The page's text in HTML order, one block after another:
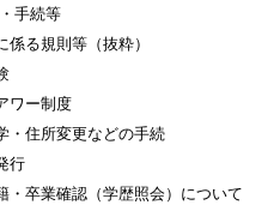
手続等
係る規則等（抜粋）
ワー制度
・住所変更などの手続
行
・卒業確認（学歴照会）について